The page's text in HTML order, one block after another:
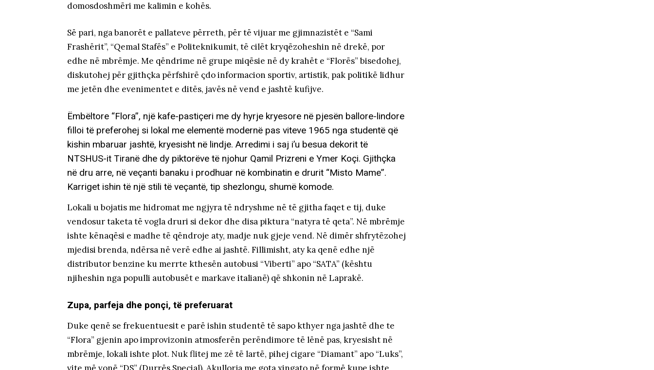
domosdoshmëri me kalimin e kohës.
Së pari, nga banorët e pallateve përreth, për të vijuar me gjimnazistët e “Sami
Frashërit”, “Qemal Stafës” e Politeknikumit, të cilët kryqëzoheshin në drekë, por
edhe në mbrëmje. Me qëndrime në grupe miqësie në dy krahët e “Florës” bisedohej,
diskutohej për gjithçka përfshirë çdo informacion sportiv, artistik, pak politikë lidhur
me jetën dhe evenimentet e ditës, javës në vend e jashtë kufijve.
Ëmbëltore “Flora”, një kafe-pastiçeri me dy hyrje kryesore në pjesën ballore-lindore
filloi të preferohej si lokal me elementë modernë pas viteve 1965 nga studentë që
kishin mbaruar jashtë, kryesisht në lindje. Arredimi i saj i’u besua dekorit të
NTSHUS-it Tiranë dhe dy piktorëve të njohur Qamil Prizreni e Ymer Koçi. Gjithçka
në dru arre, në veçanti banaku i prodhuar në kombinatin e drurit “Misto Mame”.
Karriget ishin të një stili të veçantë, tip shezlongu, shumë komode.
Lokali u bojatis me hidromat me ngjyra të ndryshme në të gjitha faqet e tij, duke
vendosur taketa të vogla druri si dekor dhe disa piktura “natyra të qeta”. Në mbrëmje
ishte kënaqësi e madhe të qëndroje aty, madje nuk gjeje vend. Në dimër shfrytëzohej
mjedisi brenda, ndërsa në verë edhe ai jashtë. Fillimisht, aty ka qenë edhe një
distributor benzine ku merrte kthesën autobusi “Viberti” apo “SATA” (kështu
njiheshin nga populli autobusët e markave italianë) që shkonin në Laprakë.
Zupa, parfeja dhe ponçi, të preferuarat
Duke qenë se frekuentuesit e parë ishin studentë të sapo kthyer nga jashtë dhe te
“Flora” gjenin apo improvizonin atmosferën perëndimore të lënë pas, kryesisht në
mbrëmje, lokali ishte plot. Nuk flitej me zë të lartë, pihej cigare “Diamant” apo “Luks”,